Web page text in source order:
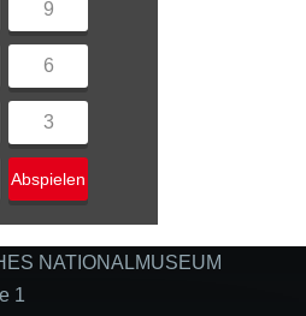
9
6
3
Abspielen
NATIONALMUSEUM
1